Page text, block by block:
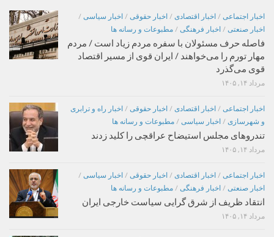
اخبار اجتماعی / اخبار اقتصادی / اخبار حقوقی / اخبار سیاسی /
اخبار صنعتی / اخبار فرهنگی / مطبوعات و رسانه ها
فاصله حرف مسئولان با سفره مردم زیاد است / مردم
مهار تورم را می‌خواهند / ایران قوی از مسیر اقتصاد
قوی می‌گذرد
مرداد ۱۴, ۱۴۰۵
اخبار اجتماعی / اخبار اقتصادی / اخبار حقوقی / اخبار راه و ترابری
و شهرسازی / اخبار سیاسی / مطبوعات و رسانه ها
تندروهای مجلس استیضاح عراقچی را کلید زدند
مرداد ۱۴, ۱۴۰۵
اخبار اجتماعی / اخبار اقتصادی / اخبار حقوقی / اخبار سیاسی /
اخبار صنعتی / اخبار فرهنگی / مطبوعات و رسانه ها
انتقاد ظریف از شرق گرایی سیاست خارجی ایران
مرداد ۱۴, ۱۴۰۵